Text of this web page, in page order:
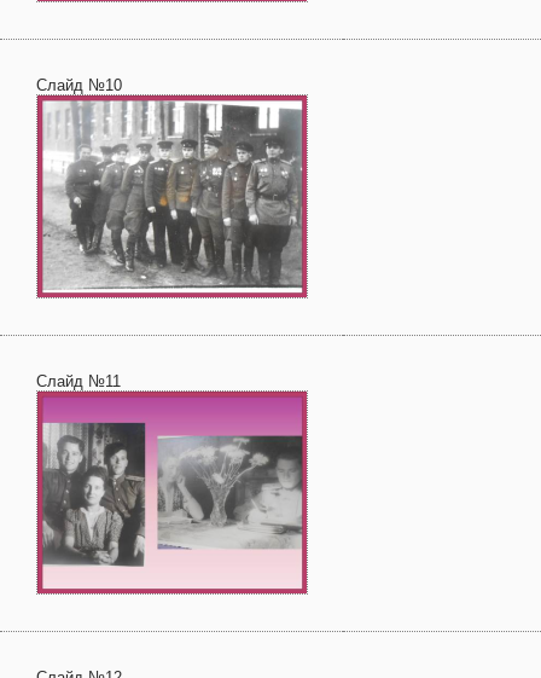
Слайд №10
Слайд №11